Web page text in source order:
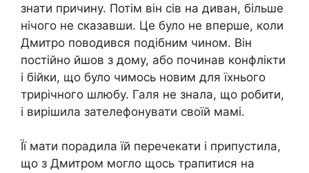
знати причину. Потім він сів на диван, більше
нічого не сказавши. Це було не вперше, коли
Дмитро поводився подібним чином. Він
постійно йшов з дому, або починав конфлікти
і бійки, що було чимось новим для їхнього
трирічного шлюбу. Галя не знала, що робити,
і вирішила зателефонувати своїй мамі.
Її мати порадила їй перечекати і припустила,
що з Дмитром могло щось трапитися на